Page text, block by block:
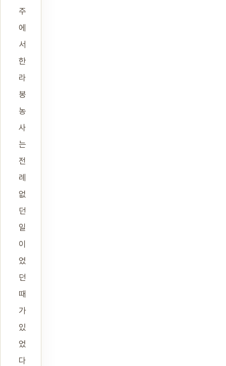
주
에
서
한
라
봉
농
사
는
전
례
없
던
일
이
었
던
때
가
있
었
다